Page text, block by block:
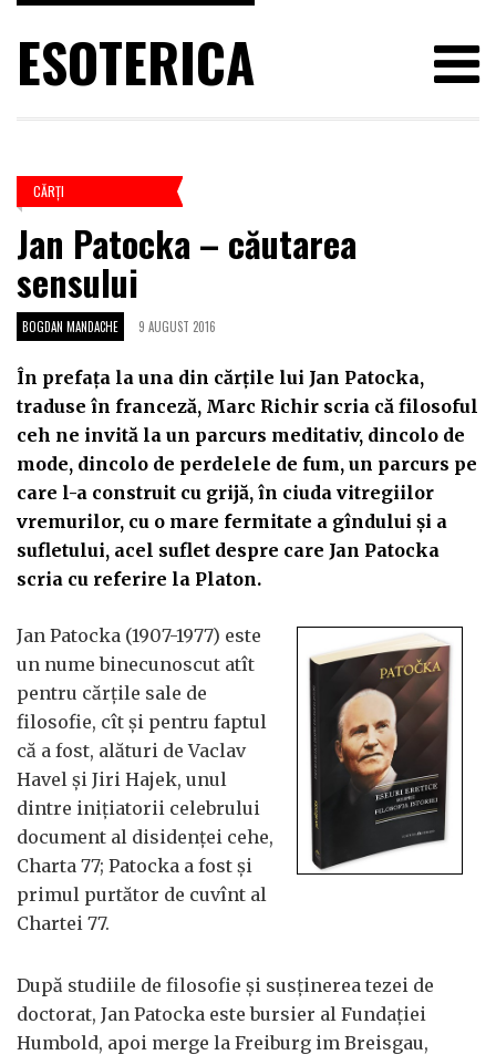
ESOTERICA
CĂRŢI
Jan Patocka – căutarea
sensului
BOGDAN MANDACHE 9 AUGUST 2016
În prefața la una din cărțile lui Jan Patocka,
traduse în franceză, Marc Richir scria că filosoful
ceh ne invită la un parcurs meditativ, dincolo de
mode, dincolo de perdelele de fum, un parcurs pe
care l-a construit cu grijă, în ciuda vitregiilor
vremurilor, cu o mare fermitate a gîndului și a
sufletului, acel suflet despre care Jan Patocka
scria cu referire la Platon.
Jan Patocka (1907-1977) este
un nume binecunoscut atît
pentru cărțile sale de
filosofie, cît și pentru faptul
că a fost, alături de Vaclav
Havel și Jiri Hajek, unul
dintre inițiatorii celebrului
document al disidenței cehe,
Charta 77; Patocka a fost și
primul purtător de cuvînt al
Chartei 77.
După studiile de filosofie și susținerea tezei de
doctorat, Jan Patocka este bursier al Fundației
Humbold, apoi merge la Freiburg im Breisgau,